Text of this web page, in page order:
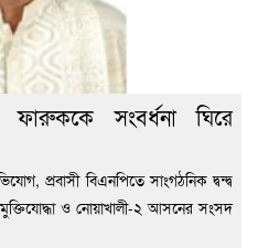
সংবর্ধনা ঘিরে
প্রবাসী বিএনপিতে সাংগঠনিক দ্বন্দ্ব
ও নোয়াখালী-২ আসনের সংসদ